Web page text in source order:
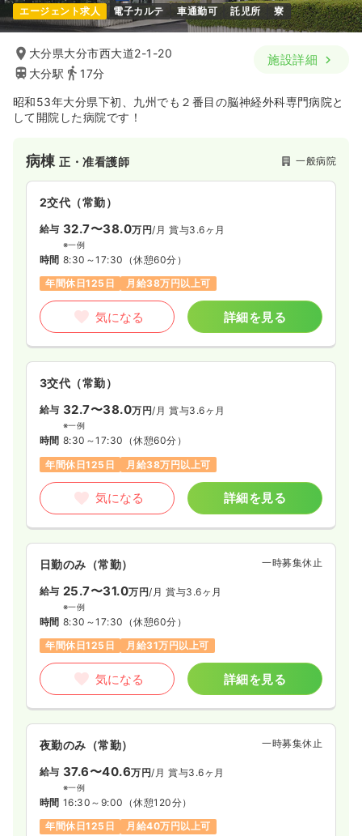
エージェント求人 電子カルテ 車通勤可 託児所 寮
大分県大分市西大道2-1-20
大分駅
17分
施設詳細
昭和53年大分県下初、九州でも２番目の脳神経外科専門病院と
して開院した病院です！
病棟正・准看護師 一般病院
2交代（常勤）
給与 32.7〜38.0万円/月 賞与3.6ヶ月
※一例
時間 8:30～17:30 （休憩60分）
年間休日125日
月給38万円以上可
気になる 詳細を見る
3交代（常勤）
給与 32.7〜38.0万円/月 賞与3.6ヶ月
※一例
時間 8:30～17:30 （休憩60分）
年間休日125日
月給38万円以上可
気になる 詳細を見る
日勤のみ（常勤） 一時募集休止
給与 25.7〜31.0万円/月 賞与3.6ヶ月
※一例
時間 8:30～17:30 （休憩60分）
年間休日125日
月給31万円以上可
気になる 詳細を見る
夜勤のみ（常勤） 一時募集休止
給与 37.6〜40.6万円/月 賞与3.6ヶ月
※一例
時間 16:30～9:00 （休憩120分）
年間休日125日
月給40万円以上可